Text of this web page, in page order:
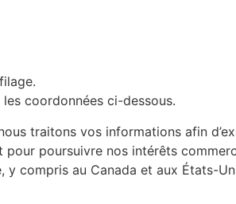
coordonnées ci-dessous.
traitons vos informations afin
poursuivre nos intérêts
y compris au Canada et aux États-